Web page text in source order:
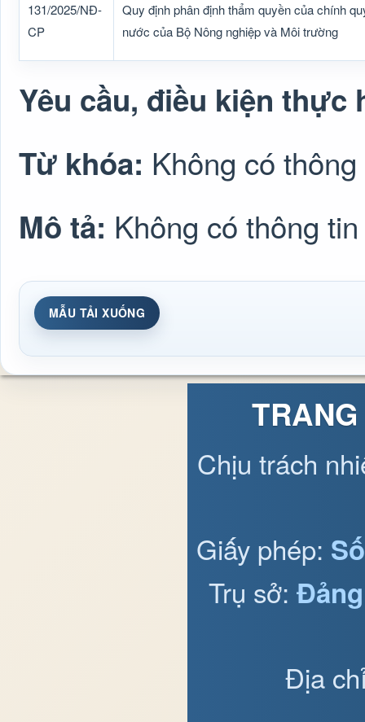
131/2025/NĐ-
CP
Quy định phân định thẩm quyền của chính
nước của Bộ Nông nghiệp và Môi trường
Yêu cầu, điều kiện thực
Từ khóa: Không có
Mô tả: Không có thông tin
MẪU TẢI XUỐNG
Chịu trách
Giấy phép:
Trụ sở:
Địa